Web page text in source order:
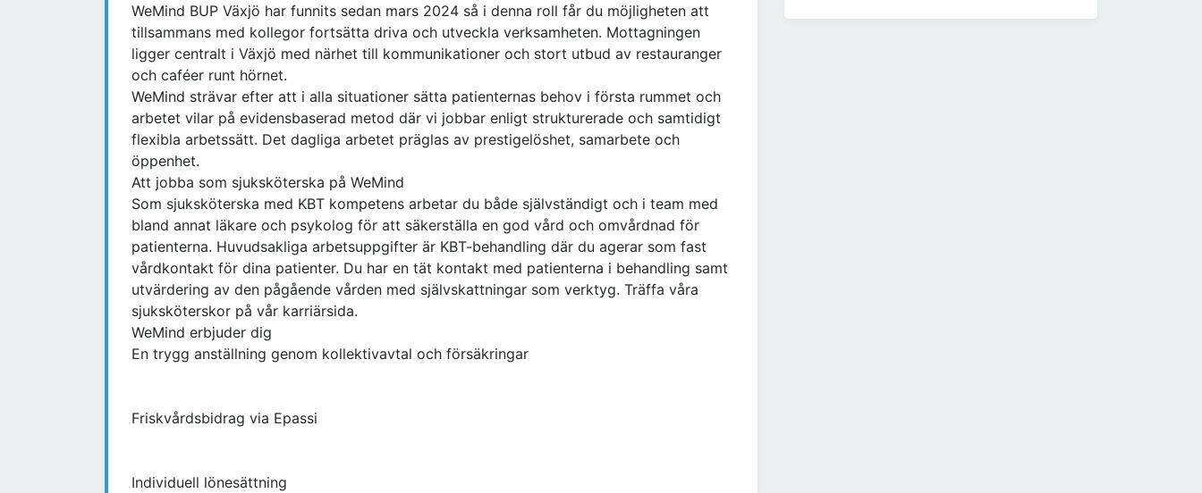
WeMind BUP Växjö har funnits sedan mars 2024 så i denna roll får du möjligheten att
tillsammans med kollegor fortsätta driva och utveckla verksamheten. Mottagningen
ligger centralt i Växjö med närhet till kommunikationer och stort utbud av restauranger
och caféer runt hörnet.
WeMind strävar efter att i alla situationer sätta patienternas behov i första rummet och
arbetet vilar på evidensbaserad metod där vi jobbar enligt strukturerade och samtidigt
flexibla arbetssätt. Det dagliga arbetet präglas av prestigelöshet, samarbete och
öppenhet.
Att jobba som sjuksköterska på WeMind
Som sjuksköterska med KBT kompetens arbetar du både självständigt och i team med
bland annat läkare och psykolog för att säkerställa en god vård och omvårdnad för
patienterna. Huvudsakliga arbetsuppgifter är KBT-behandling där du agerar som fast
vårdkontakt för dina patienter. Du har en tät kontakt med patienterna i behandling samt
utvärdering av den pågående vården med självskattningar som verktyg. Träffa våra
sjuksköterskor på vår karriärsida.
WeMind erbjuder dig
En trygg anställning genom kollektivavtal och försäkringar
Friskvårdsbidrag via Epassi
Individuell lönesättning